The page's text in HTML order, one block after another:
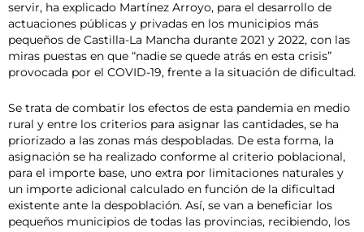
servir, ha explicado Martínez Arroyo, para el desarrollo de
actuaciones públicas y privadas en los municipios más
pequeños de Castilla-La Mancha durante 2021 y 2022, con las
miras puestas en que “nadie se quede atrás en esta crisis”
provocada por el COVID-19, frente a la situación de dificultad.
Se trata de combatir los efectos de esta pandemia en medio
rural y entre los criterios para asignar las cantidades, se ha
priorizado a las zonas más despobladas. De esta forma, la
asignación se ha realizado conforme al criterio poblacional,
para el importe base, uno extra por limitaciones naturales y
un importe adicional calculado en función de la dificultad
existente ante la despoblación. Así, se van a beneficiar los
pequeños municipios de todas las provincias, recibiendo, los